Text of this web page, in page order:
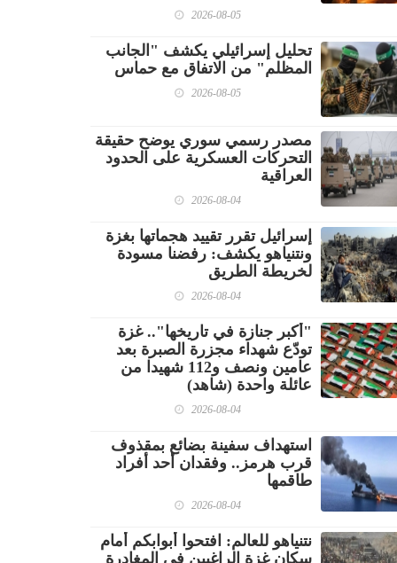
2026-08-05
تحليل إسرائيلي يكشف "الجانب
المظلم" من الاتفاق مع حماس
2026-08-05
مصدر رسمي سوري يوضح حقيقة
التحركات العسكرية على الحدود
العراقية
2026-08-04
إسرائيل تقرر تقييد هجماتها بغزة
ونتنياهو يكشف: رفضنا مسودة
لخريطة الطريق
2026-08-04
"أكبر جنازة في تاريخها".. غزة
تودّع شهداء مجزرة الصبرة بعد
عامين ونصف و112 شهيدا من
عائلة واحدة (شاهد)
2026-08-04
استهداف سفينة بضائع بمقذوف
قرب هرمز.. وفقدان أحد أفراد
طاقمها
2026-08-04
نتنياهو للعالم: افتحوا أبوابكم أمام
سكان غزة الراغبين في المغادرة